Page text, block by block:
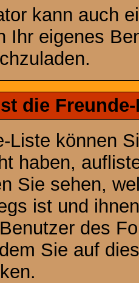
kann auch
Ihr eigenes
die
Liste können
haben,
Sie sehen,
ist und
des
Sie auf